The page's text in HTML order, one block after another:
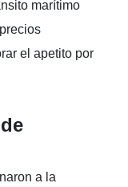
marítimo
el apetito por
a la